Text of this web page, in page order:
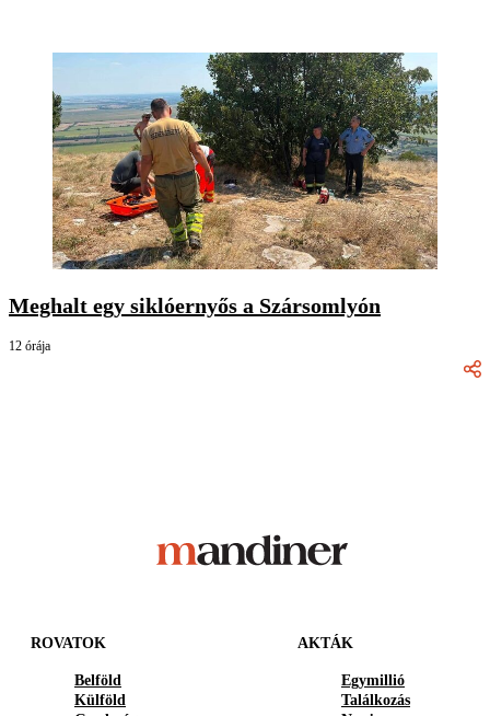
Meghalt egy siklóernyős a Szársomlyón
12 órája
ROVATOK
Belföld
Külföld
AKTÁK
Egymillió
Találkozás